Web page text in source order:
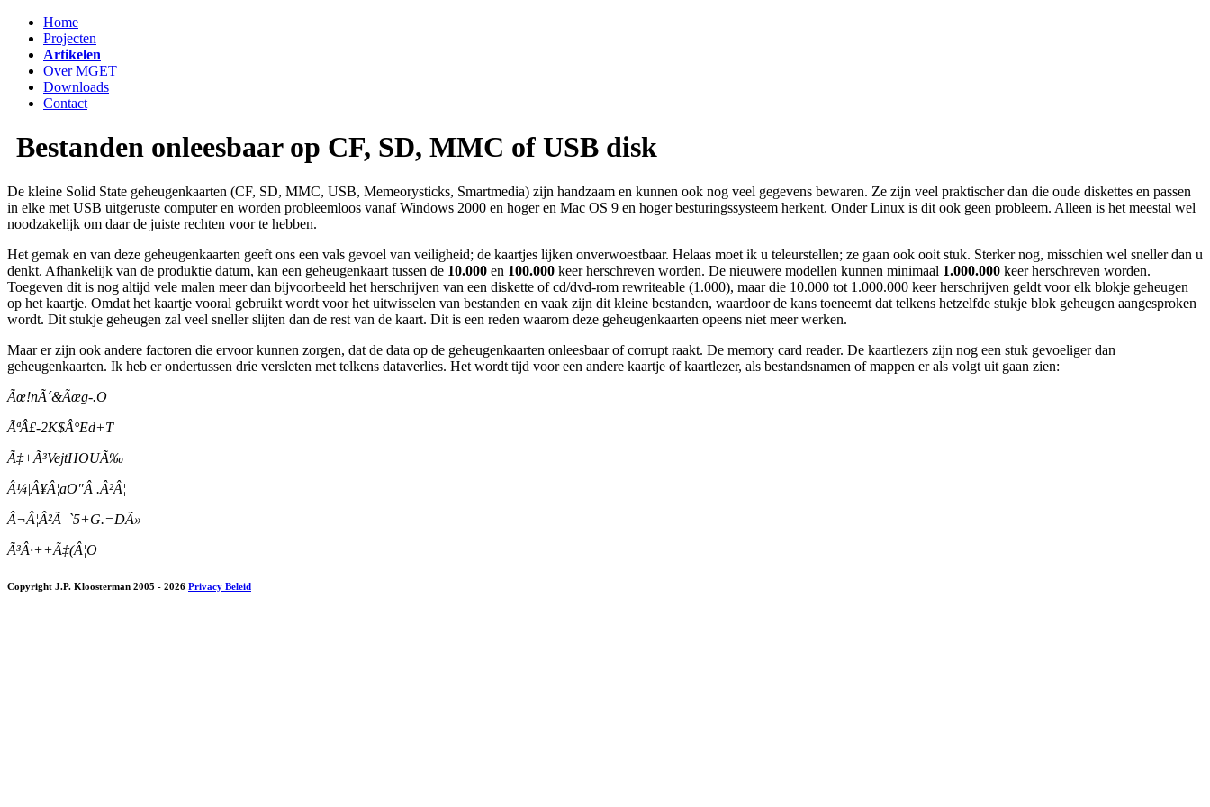
Home
Projecten
Artikelen
Over MGET
Downloads
Contact
Bestanden onleesbaar op CF, SD, MMC of USB disk
De kleine Solid State geheugenkaarten (CF, SD, MMC, USB, Memeorysticks, Smartmedia) zijn handzaam en kunnen ook nog veel gegevens bewaren. Ze zijn veel praktischer dan die oude diskettes en passen
in elke met USB uitgeruste computer en worden probleemloos vanaf Windows 2000 en hoger en Mac OS 9 en hoger besturingssysteem herkent. Onder Linux is dit ook geen probleem. Alleen is het meestal wel
noodzakelijk om daar de juiste rechten voor te hebben.
Het gemak en van deze geheugenkaarten geeft ons een vals gevoel van veiligheid; de kaartjes lijken onverwoestbaar. Helaas moet ik u teleurstellen; ze gaan ook ooit stuk. Sterker nog, misschien wel sneller dan u
denkt. Afhankelijk van de produktie datum, kan een geheugenkaart tussen de 10.000 en 100.000 keer herschreven worden. De nieuwere modellen kunnen minimaal 1.000.000 keer herschreven worden.
Toegeven dit is nog altijd vele malen meer dan bijvoorbeeld het herschrijven van een diskette of cd/dvd-rom rewriteable (1.000), maar die 10.000 tot 1.000.000 keer herschrijven geldt voor elk blokje geheugen
op het kaartje. Omdat het kaartje vooral gebruikt wordt voor het uitwisselen van bestanden en vaak zijn dit kleine bestanden, waardoor de kans toeneemt dat telkens hetzelfde stukje blok geheugen aangesproken
wordt. Dit stukje geheugen zal veel sneller slijten dan de rest van de kaart. Dit is een reden waarom deze geheugenkaarten opeens niet meer werken.
Maar er zijn ook andere factoren die ervoor kunnen zorgen, dat de data op de geheugenkaarten onleesbaar of corrupt raakt. De memory card reader. De kaartlezers zijn nog een stuk gevoeliger dan
geheugenkaarten. Ik heb er ondertussen drie versleten met telkens dataverlies. Het wordt tijd voor een andere kaartje of kaartlezer, als bestandsnamen of mappen er als volgt uit gaan zien:
Ãœ!nÃ´&Ãœg-.O
ÃªÂ£-2K$Â°Ed+T
Ã‡+Ã³VejtHOUÃ‰
Â¼|Â¥Â¦aO"Â¦.Â²Â¦
Â¬Â¦Â²Ã–`5+G.=DÃ»
Ã³Â·++Ã‡(Â¦O
Copyright J.P. Kloosterman 2005 - 2026 Privacy Beleid